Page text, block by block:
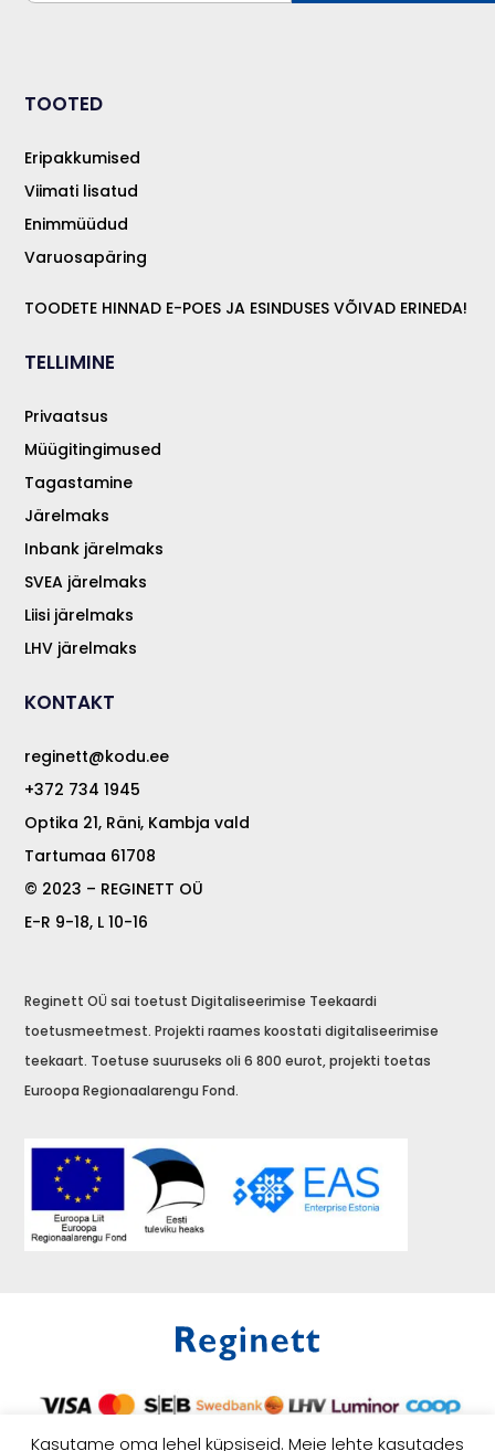
TOOTED
Eripakkumised
Viimati lisatud
Enimmüüdud
Varuosapäring
TOODETE HINNAD E-POES JA ESINDUSES VÕIVAD ERINEDA!
TELLIMINE
Privaatsus
Müügitingimused
Tagastamine
Järelmaks
Inbank järelmaks
SVEA järelmaks
Liisi järelmaks
LHV järelmaks
KONTAKT
reginett@kodu.ee
+372 734 1945
Optika 21, Räni, Kambja vald
Tartumaa 61708
© 2023 – REGINETT OÜ
E-R 9-18, L 10-16
Reginett OÜ sai toetust Digitaliseerimise Teekaardi
toetusmeetmest. Projekti raames koostati digitaliseerimise
teekaart. Toetuse suuruseks oli 6 800 eurot, projekti toetas
Euroopa Regionaalarengu Fond.
Kasutame oma lehel küpsiseid. Meie lehte kasutades